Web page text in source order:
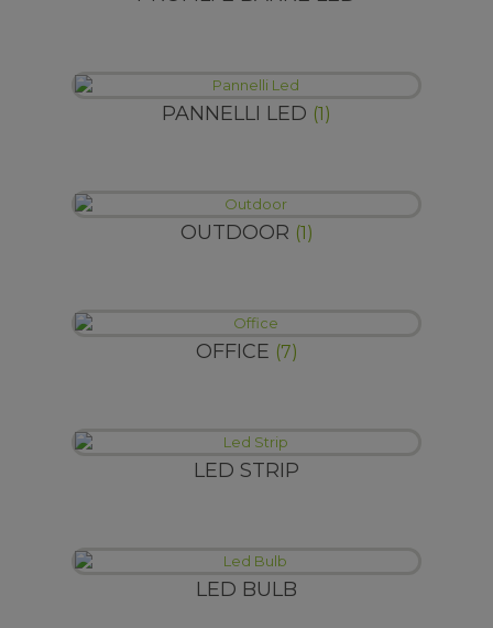
PANNELLI LED (1)
OUTDOOR (1)
OFFICE (7)
LED STRIP
LED BULB